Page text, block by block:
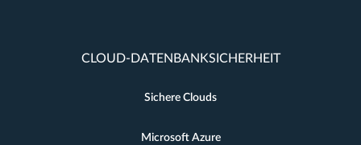
CLOUD-DATENBANKSICHERHEIT
Sichere Clouds
Microsoft Azure